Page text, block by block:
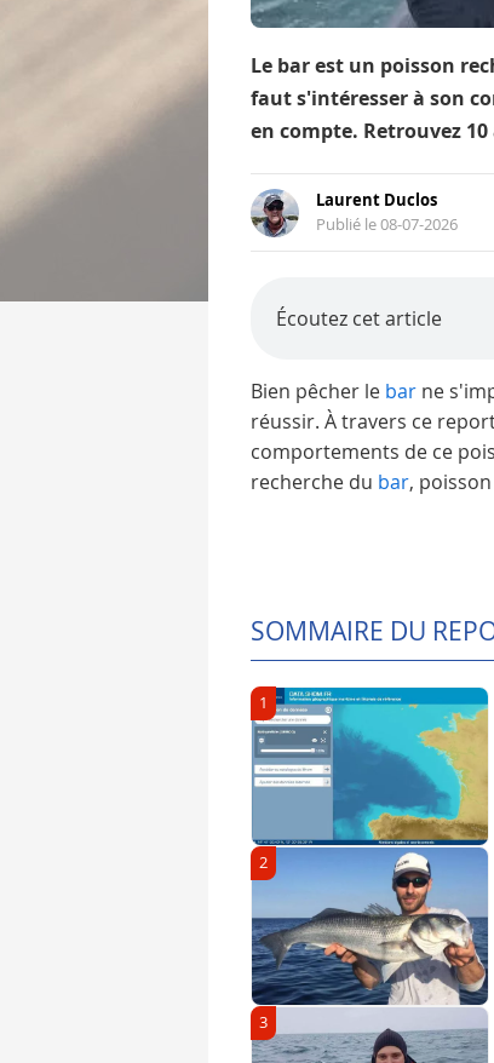
Le bar est un poisson
faut s'intéresser à son
en compte. Retrouvez
Laurent Duclos
Publié le 08-07-2026
Écoutez cet article
Bien pêcher le bar ne
réussir. À travers ce
comportements de ce
recherche du bar,
SOMMAIRE DU
1
2
3